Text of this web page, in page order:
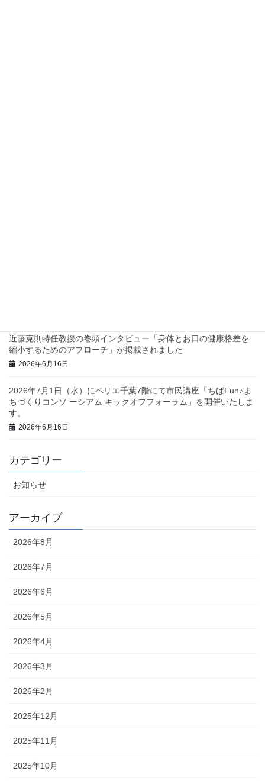
近藤克則特任教授の巻頭インタビュー「身体とお口の健康格差を
縮小するためのアプローチ」が掲載されました
2026年6月16日
2026年7月1日（水）にペリエ千葉7階にて市民講座「ちばFun♪ま
ちづくりコンソ ーシアム キックオフフォーラム」を開催いたしま
す。
2026年6月16日
カテゴリー
お知らせ
アーカイブ
2026年8月
2026年7月
2026年6月
2026年5月
2026年4月
2026年3月
2026年2月
2025年12月
2025年11月
2025年10月